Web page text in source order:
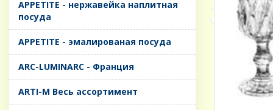
APPETITE - нержавейка наплитная
посуда
APPETITE - эмалированая посуда
ARC-LUMINARC - Франция
ARTI-M Весь ассортимент